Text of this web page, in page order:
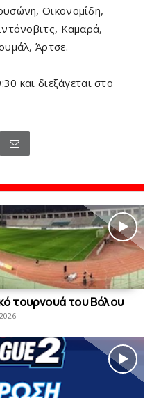
Οικονομίδη,
Καμαρά,
Άρτσε.
και διεξάγεται στο
τουρνουά του Bόλου